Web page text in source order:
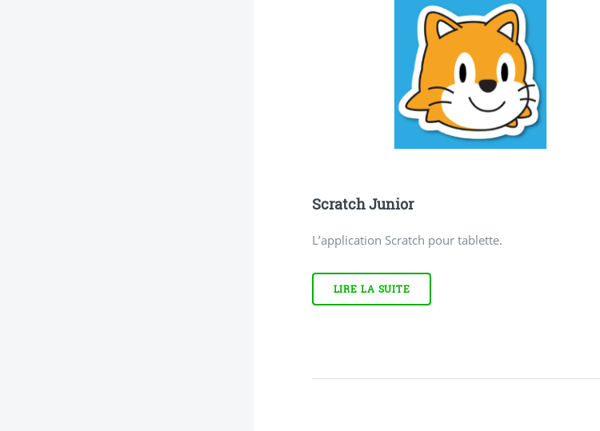
Scratch Junior
L’application Scratch pour tablette.
LIRE LA SUITE